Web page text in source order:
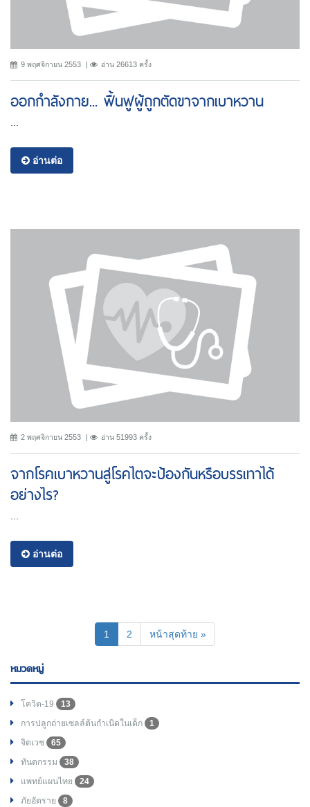
9 พฤศจิกายน 2553 อ่าน 26613 ครั้ง
ออกกำลังกาย... ฟื้นฟูผู้ถูกตัดขาจากเบาหวาน
...
อ่านต่อ
2 พฤศจิกายน 2553 อ่าน 51993 ครั้ง
จากโรคเบาหวานสู่โรคไตจะป้องกันหรือบรรเทาได้
อย่างไร?
อ่านต่อ
1 (current)
2 หน้าสุดท้าย »
หมวดหมู่
โควิด-19
13
การปลูกถ่ายเซลล์ต้นกำเนิดในเด็ก
1
จิตเวช
65
ทันตกรรม
38
แพทย์แผนไทย
24
ภัยอัตราย
8